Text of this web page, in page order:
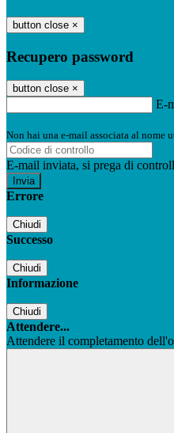
button close ×
Recupero password
button close ×
E-
Non hai una e-mail associata al nome
E-mail inviata, si prega di
Errore
Chiudi
Successo
Chiudi
Informazione
Chiudi
Attendere...
Attendere il completamento